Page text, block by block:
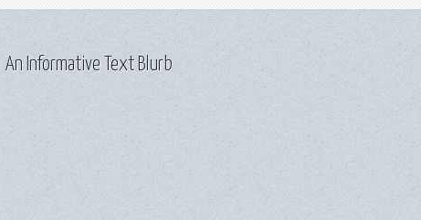
An Informative Text Blurb